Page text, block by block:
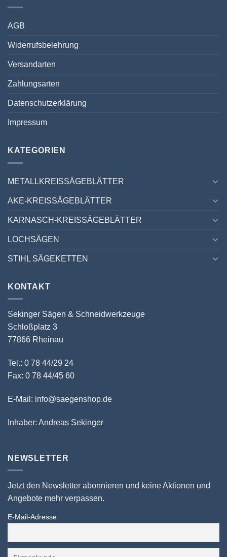
AGB
Widerrufsbelehrung
Versandarten
Zahlungsarten
Datenschutzerklärung
Impressum
KATEGORIEN
METALLKREISSÄGEBLÄTTER
AKE-KREISSÄGEBLÄTTER
KARNASCH-KREISSÄGEBLÄTTER
LOCHSÄGEN
STIHL SÄGEKETTEN
KONTAKT
Sekinger Sägen & Schneidwerkzeuge
Schloßplatz 3
77866 Rheinau
Tel.: 0 78 44/29 24
Fax: 0 78 44/45 60
E-Mail: info@saegenshop.de
Inhaber: Andreas Sekinger
NEWSLETTER
Jetzt den Newsletter abonnieren und keine Aktionen und
Angebote mehr verpassen.
E-Mail-Adresse